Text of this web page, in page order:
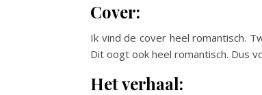
Cover:
Ik vind de cover heel romantisch.
Dit oogt ook heel romantisch. Dus
Het verhaal: